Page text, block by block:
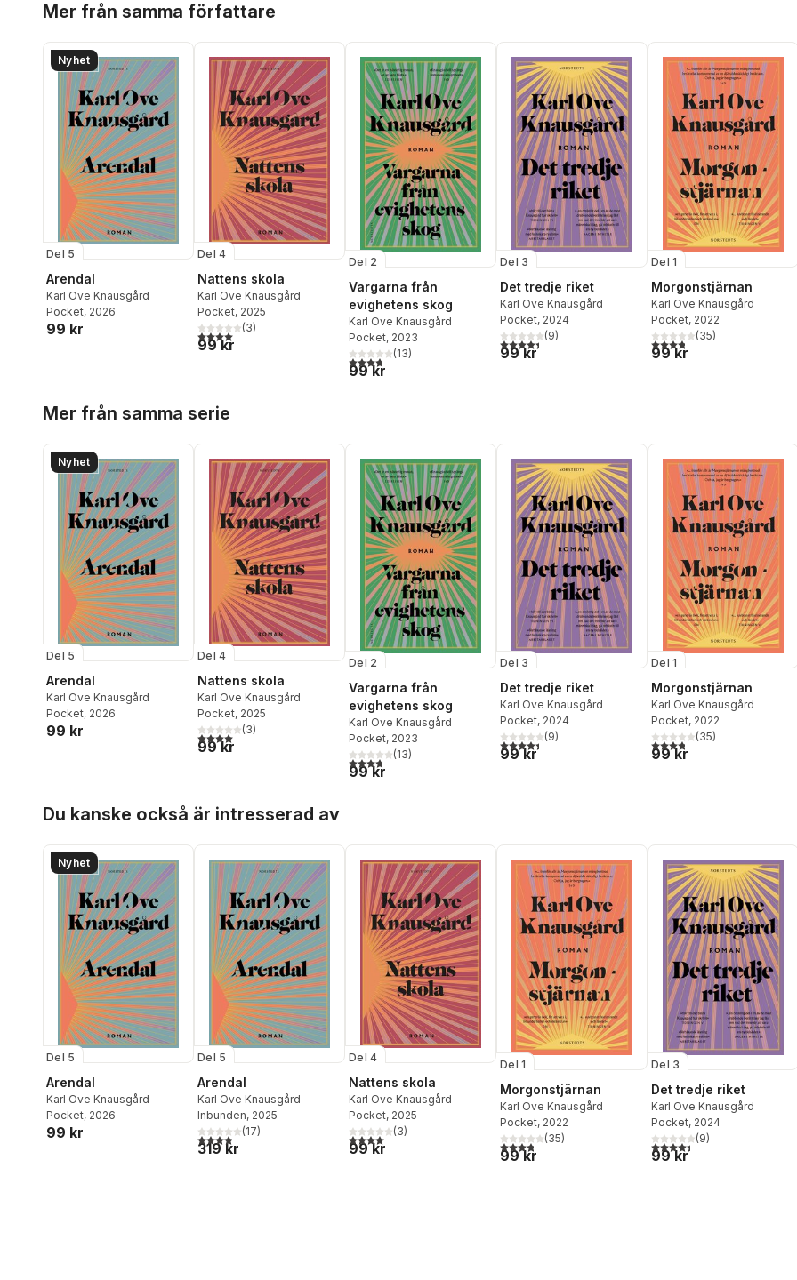
Mer från samma författare
Nyhet
Del 5
Arendal
Karl Ove Knausgård
Pocket, 2026
99 kr
Del 4
Nattens skola
Karl Ove Knausgård
Pocket, 2025
4,0utav 5 stjärnor. Totalt antal röster:
(3)
99 kr
Del 2
Vargarna från
evighetens skog
Karl Ove Knausgård
Pocket, 2023
3,8utav 5 stjärnor. Totalt antal röster:
(13)
99 kr
Del 3
Det tredje riket
Karl Ove Knausgård
Pocket, 2024
4,4utav 5 stjärnor. Totalt antal röster:
(9)
99 kr
Del 1
Morgonstjärnan
Karl Ove Knausgård
Pocket, 2022
3,8utav 5 stjärnor. Totalt
(35)
99 kr
Mer från samma serie
Nyhet
Del 5
Arendal
Karl Ove Knausgård
Pocket, 2026
99 kr
Del 4
Nattens skola
Karl Ove Knausgård
Pocket, 2025
4,0utav 5 stjärnor. Totalt antal röster:
(3)
99 kr
Del 2
Vargarna från
evighetens skog
Karl Ove Knausgård
Pocket, 2023
3,8utav 5 stjärnor. Totalt antal röster:
(13)
99 kr
Del 3
Det tredje riket
Karl Ove Knausgård
Pocket, 2024
4,4utav 5 stjärnor. Totalt antal röster:
(9)
99 kr
Del 1
Morgonstjärnan
Karl Ove Knausgård
Pocket, 2022
3,8utav 5 stjärnor. Totalt
(35)
99 kr
Du kanske också är intresserad av
Nyhet
Del 5
Arendal
Karl Ove Knausgård
Pocket, 2026
99 kr
Del 5
Arendal
Karl Ove Knausgård
Inbunden, 2025
3,9utav 5 stjärnor. Totalt antal röster:
(17)
319 kr
Del 4
Nattens skola
Karl Ove Knausgård
Pocket, 2025
4,0utav 5 stjärnor. Totalt antal röster:
(3)
99 kr
Del 1
Morgonstjärnan
Karl Ove Knausgård
Pocket, 2022
3,8utav 5 stjärnor. Totalt antal röster:
(35)
99 kr
Del 3
Det tredje riket
Karl Ove Knausgård
Pocket, 2024
4,4utav 5 stjärnor. Totalt
(9)
99 kr